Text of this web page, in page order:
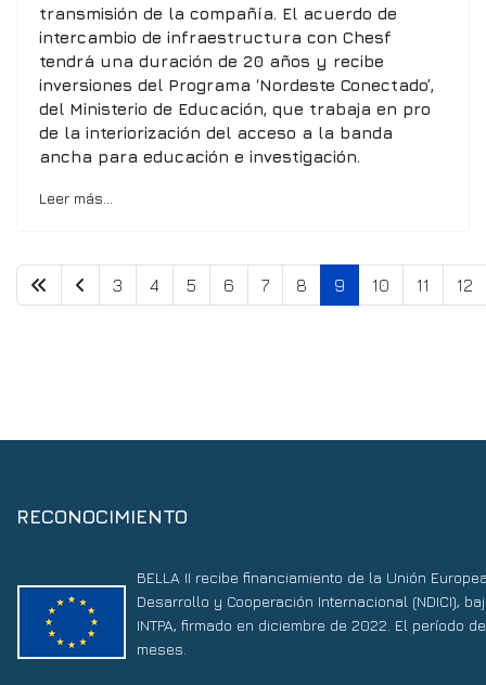
transmisión de la compañía. El acuerdo de
intercambio de infraestructura con Chesf
tendrá una duración de 20 años y recibe
inversiones del Programa ‘Nordeste Conectado’,
del Ministerio de Educación, que trabaja en pro
de la interiorización del acceso a la banda
ancha para educación e investigación.
Leer más…
3 4 5 6 7 8 9 10 11 12
RECONOCIMIENTO
BELLA II recibe financiamiento de la Unión
Desarrollo y Cooperación Internacional (NDICI),
INTPA, firmado en diciembre de 2022. El período
meses.